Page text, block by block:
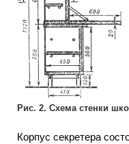
Рис. 2. Схема стенки
Корпус секретера